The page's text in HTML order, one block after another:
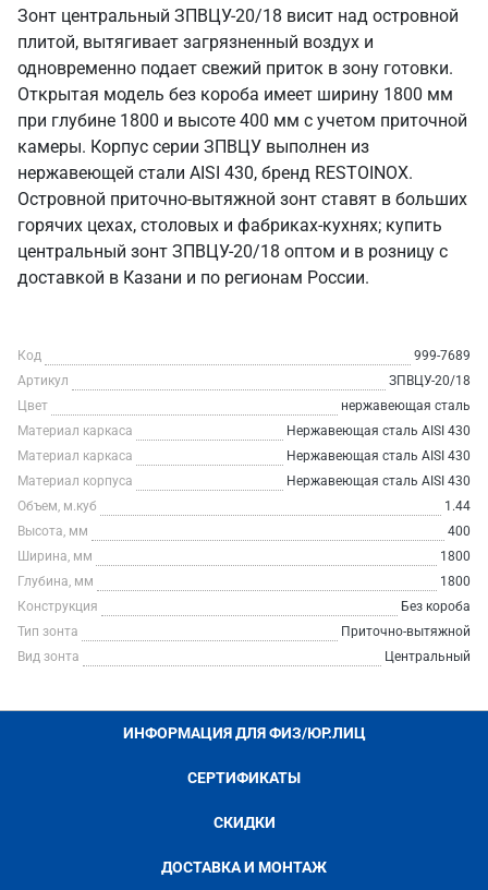
Зонт центральный ЗПВЦУ-20/18 висит над островной
плитой, вытягивает загрязненный воздух и
одновременно подает свежий приток в зону готовки.
Открытая модель без короба имеет ширину 1800 мм
при глубине 1800 и высоте 400 мм с учетом приточной
камеры. Корпус серии ЗПВЦУ выполнен из
нержавеющей стали AISI 430, бренд RESTOINOX.
Островной приточно-вытяжной зонт ставят в больших
горячих цехах, столовых и фабриках-кухнях; купить
центральный зонт ЗПВЦУ-20/18 оптом и в розницу с
доставкой в Казани и по регионам России.
Код
999-7689
Артикул
ЗПВЦУ-20/18
Цвет
нержавеющая сталь
Материал каркаса
Нержавеющая сталь AISI 430
Материал каркаса
Нержавеющая сталь AISI 430
Материал корпуса
Нержавеющая сталь AISI 430
Объем, м.куб
1.44
Высота, мм
400
Ширина, мм
1800
Глубина, мм
1800
Конструкция
Без короба
Тип зонта
Приточно-вытяжной
Вид зонта
Центральный
ИНФОРМАЦИЯ ДЛЯ ФИЗ/ЮР.ЛИЦ
СЕРТИФИКАТЫ
СКИДКИ
ДОСТАВКА И МОНТАЖ